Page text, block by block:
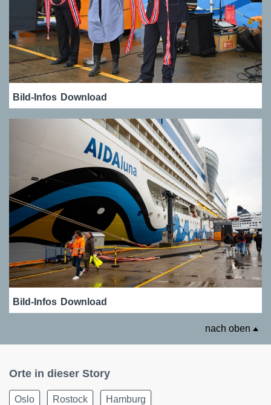
Bild-Infos Download
Bild-Infos Download
nach oben
Orte in dieser Story
Oslo Rostock Hamburg